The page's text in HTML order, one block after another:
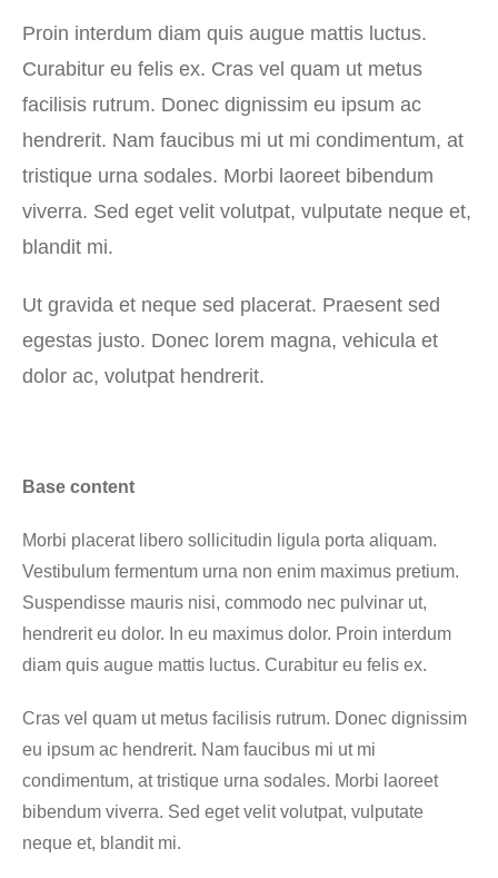
Proin interdum diam quis augue mattis luctus.
Curabitur eu felis ex. Cras vel quam ut metus
facilisis rutrum. Donec dignissim eu ipsum ac
hendrerit. Nam faucibus mi ut mi condimentum, at
tristique urna sodales. Morbi laoreet bibendum
viverra. Sed eget velit volutpat, vulputate neque et,
blandit mi.
Ut gravida et neque sed placerat. Praesent sed
egestas justo. Donec lorem magna, vehicula et
dolor ac, volutpat hendrerit.
Base content
Morbi placerat libero sollicitudin ligula porta aliquam.
Vestibulum fermentum urna non enim maximus pretium.
Suspendisse mauris nisi, commodo nec pulvinar ut,
hendrerit eu dolor. In eu maximus dolor. Proin interdum
diam quis augue mattis luctus. Curabitur eu felis ex.
Cras vel quam ut metus facilisis rutrum. Donec dignissim
eu ipsum ac hendrerit. Nam faucibus mi ut mi
condimentum, at tristique urna sodales. Morbi laoreet
bibendum viverra. Sed eget velit volutpat, vulputate
neque et, blandit mi.